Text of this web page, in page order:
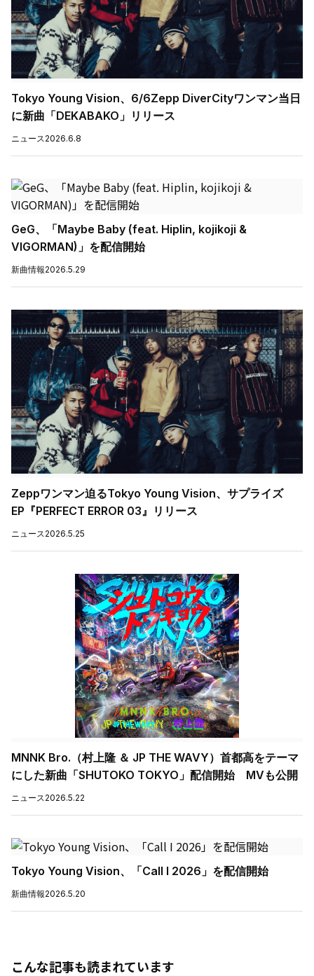
Tokyo Young Vision、6/6Zepp DiverCityワンマン当日
に新曲「DEKABAKO」リリース
ニュース2026.6.8
GeG、「Maybe Baby (feat. Hiplin, kojikoji &
VIGORMAN)」を配信開始
新曲情報2026.5.29
Zeppワンマン迫るTokyo Young Vision、サプライズ
EP『PERFECT ERROR 03』リリース
ニュース2026.5.25
MNNK Bro.（村上隆 ＆ JP THE WAVY）首都高をテーマ
にした新曲「SHUTOKO TOKYO」配信開始 MVも公開
ニュース2026.5.22
Tokyo Young Vision、「Call I 2026」を配信開始
新曲情報2026.5.20
こんな記事も読まれています